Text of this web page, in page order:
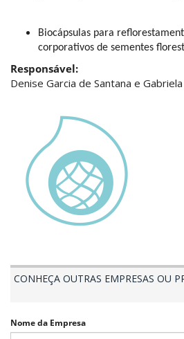
Biocápsulas para
corporativos de sementes
Responsável:
Denise Garcia de Santana e
CONHEÇA OUTRAS EMPRESAS OU
Nome da Empresa